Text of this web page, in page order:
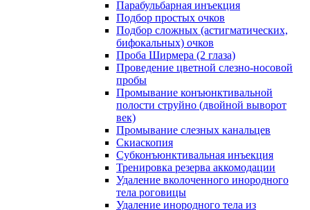
Парабульбарная инъекция
Подбор простых очков
Подбор сложных (астигматических,
бифокальных) очков
Проба Ширмера (2 глаза)
Проведение цветной слезно-носовой
пробы
Промывание конъюнктивальной
полости струйно (двойной выворот
век)
Промывание слезных канальцев
Скиаскопия
Субконъюнктивальная инъекция
Тренировка резерва аккомодации
Удаление вколоченного инородного
тела роговицы
Удаление инородного тела из